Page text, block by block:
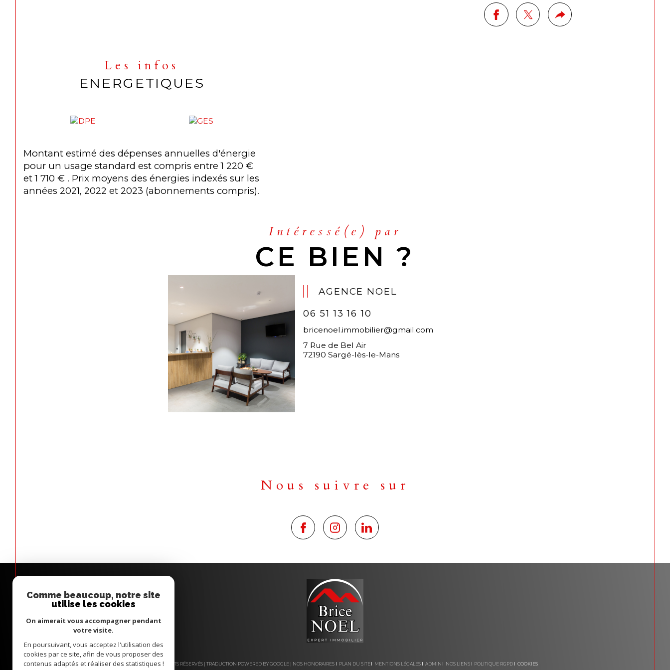
Les infos
ENERGETIQUES
Montant estimé des dépenses annuelles d'énergie
pour un usage standard est compris entre 1 220 €
et 1 710 € . Prix moyens des énergies indexés sur les
années 2021, 2022 et 2023 (abonnements compris).
Intéressé(e) par
CE BIEN ?
AGENCE NOEL
06 51 13 16 10
bricenoel.immobilier@gmail.com
7 Rue de Bel Air
72190 Sargé-lès-le-Mans
Nous suivre sur
© 2026 | TOUS DROITS RÉSERVÉS | TRADUCTION POWERED BY GOOGLE | NOS HONORAIRES PLAN DU SITE MENTIONS LÉGALES ADMIN NOS LIENS POLITIQUE RGPD COOKIES
Comme beaucoup, notre site
utilise les cookies
On aimerait vous accompagner pendant
votre visite.
En poursuivant, vous acceptez l'utilisation des
cookies par ce site, afin de vous proposer des
contenus adaptés et réaliser des statistiques !